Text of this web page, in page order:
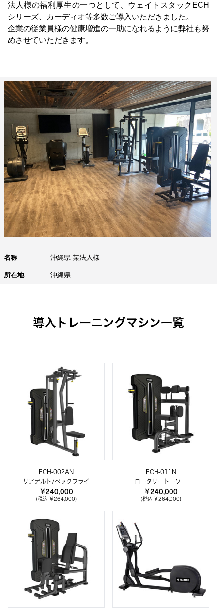
法人様の福利厚生の一つとして、ウェイトスタックECH
シリーズ、カーディオ等多数ご導入いただきました。
企業の従業員様の健康増進の一助になれるように弊社も努
めさせていただきます。
名称 沖縄県 某法人様
所在地 沖縄県
導入トレーニングマシン一覧
ECH-002AN
リアデルト/ペックフライ
￥240,000
(税込 ￥264,000)
ECH-011N
ロータリートーソー
￥240,000
(税込 ￥264,000)